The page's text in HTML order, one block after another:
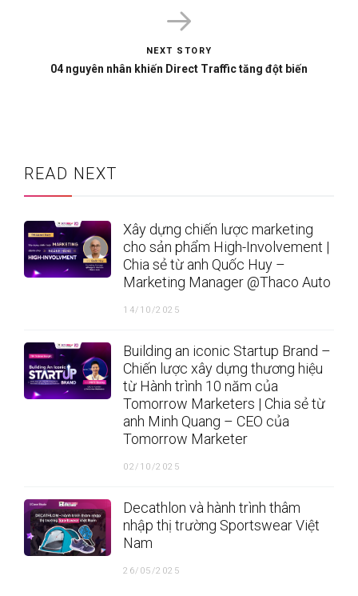
NEXT STORY
04 nguyên nhân khiến Direct Traffic tăng đột biến
READ NEXT
Xây dựng chiến lược marketing
cho sản phẩm High-Involvement |
Chia sẻ từ anh Quốc Huy –
Marketing Manager @Thaco Auto
14/10/2025
Building an iconic Startup Brand –
Chiến lược xây dựng thương hiệu
từ Hành trình 10 năm của
Tomorrow Marketers | Chia sẻ từ
anh Minh Quang – CEO của
Tomorrow Marketer
02/10/2025
Decathlon và hành trình thâm
nhập thị trường Sportswear Việt
Nam
26/05/2025